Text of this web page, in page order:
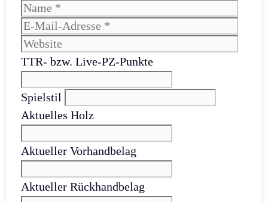
Name
TTR- bzw. Live-PZ-Punkte
Spielstil
Aktuelles Holz
Aktueller Vorhandbelag
Aktueller Rückhandbelag